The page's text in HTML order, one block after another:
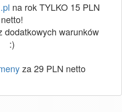
na rok TYLKO 15 PLN
netto!
dodatkowych warunków
:)
za 29 PLN netto